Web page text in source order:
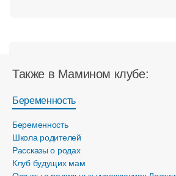
Также в Мамином клубе:
Беременность
Беременность
Школа родителей
Рассказы о родах
Клуб будущих мам